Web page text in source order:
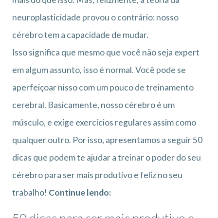
neuroplasticidade provou o contrário: nosso
cérebro tem a capacidade de mudar.
Isso significa que mesmo que você não seja expert
em algum assunto, isso é normal. Você pode se
aperfeiçoar nisso com um pouco de treinamento
cerebral. Basicamente, nosso cérebro é um
músculo, e exige exercícios regulares assim como
qualquer outro. Por isso, apresentamos a seguir 50
dicas que podem te ajudar a treinar o poder do seu
cérebro para ser mais produtivo e feliz no seu
trabalho! Continue lendo: